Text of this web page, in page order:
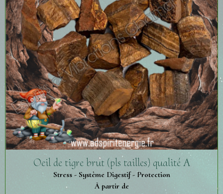
Oeil de tigre brut (pls tailles) qualité A
Stress - Système Digestif - Protection
À partir de